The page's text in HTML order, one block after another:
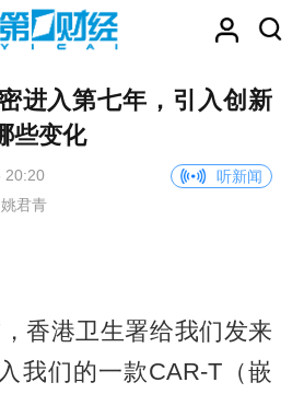
进入第七年，引入创新
些变化
20:20
听新闻
君青
香港卫生署给我们发来
我们的一款CAR-T（嵌